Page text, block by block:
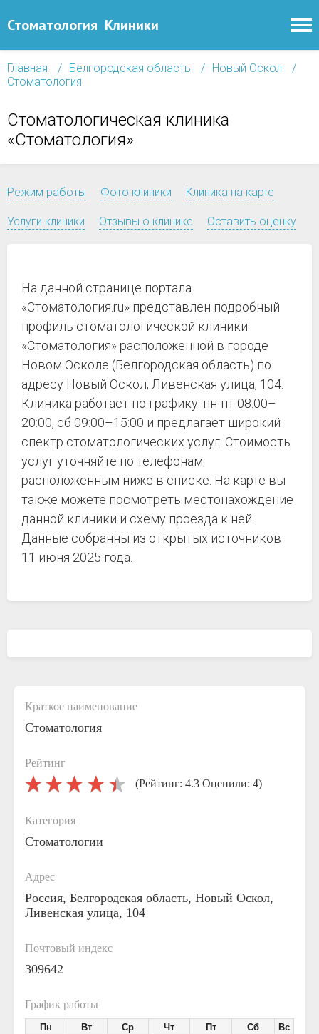
Стоматология Клиники
Главная Белгородская область
Новый Оскол
Стоматология
Стоматологическая клиника
«Стоматология»
Режим работы Фото клиники Клиника на карте
Услуги клиники Отзывы о клинике Оставить оценку
На данной странице портала
«Стоматология.ru» представлен подробный
профиль стоматологической клиники
«Стоматология» расположенной в городе
Новом Осколе (Белгородская область) по
адресу Новый Оскол, Ливенская улица, 104.
Клиника работает по графику: пн-пт 08:00–
20:00, сб 09:00–15:00 и предлагает широкий
спектр стоматологических услуг. Стоимость
услуг уточняйте по телефонам
расположенным ниже в списке. На карте вы
также можете посмотреть местонахождение
данной клиники и схему проезда к ней.
Данные собранны из открытых источников
11 июня 2025 года.
Краткое наименование
Стоматология
Рейтинг
(Рейтинг: 4.3 Оценили: 4)
Категория
Стоматологии
Адрес
Россия, Белгородская область, Новый Оскол,
Ливенская улица, 104
Почтовый индекс
309642
График работы
Пн Вт Ср Чт Пт Сб
Вс